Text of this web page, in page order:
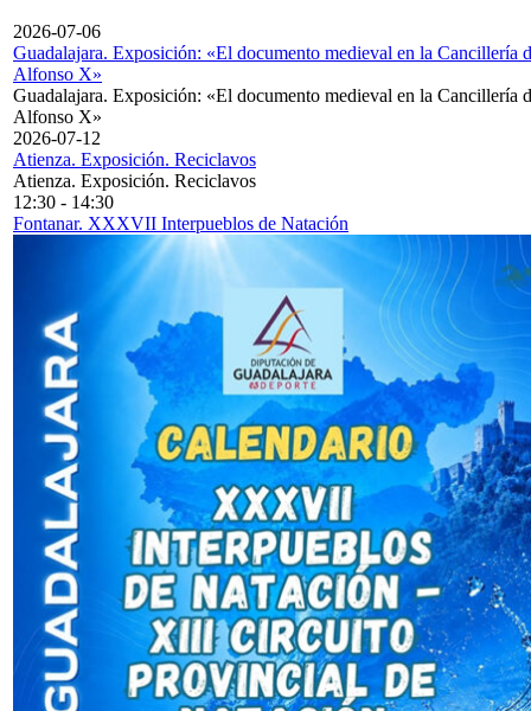
2026-07-06
Guadalajara. Exposición: «El documento medieval en la Cancillería
Alfonso X»
Guadalajara. Exposición: «El documento medieval en la Cancillería
Alfonso X»
2026-07-12
Atienza. Exposición. Reciclavos
Atienza. Exposición. Reciclavos
12:30 - 14:30
Fontanar. XXXVII Interpueblos de Natación